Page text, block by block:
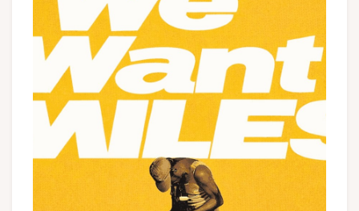
Suivez-nous
Presse
Groupes et voyagistes